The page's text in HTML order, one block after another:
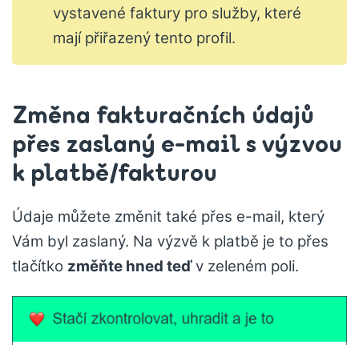
vystavené faktury pro služby, které
mají přiřazený tento profil.
Změna fakturačních údajů
přes zaslaný e-mail s výzvou
k platbě/fakturou
Údaje můžete změnit také přes e-mail, který
Vám byl zaslaný. Na výzvě k platbě je to přes
tlačítko změňte hned teďv zeleném poli.